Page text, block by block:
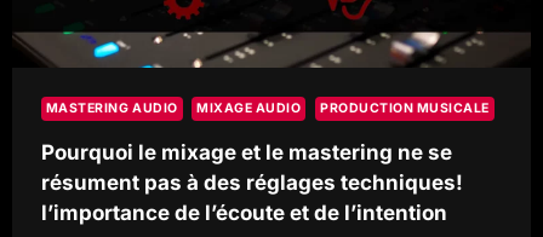
MASTERING AUDIO MIXAGE AUDIO PRODUCTION MUSICALE
Pourquoi le mixage et le mastering ne se
résument pas à des réglages techniques!
l’importance de l’écoute et de l’intention